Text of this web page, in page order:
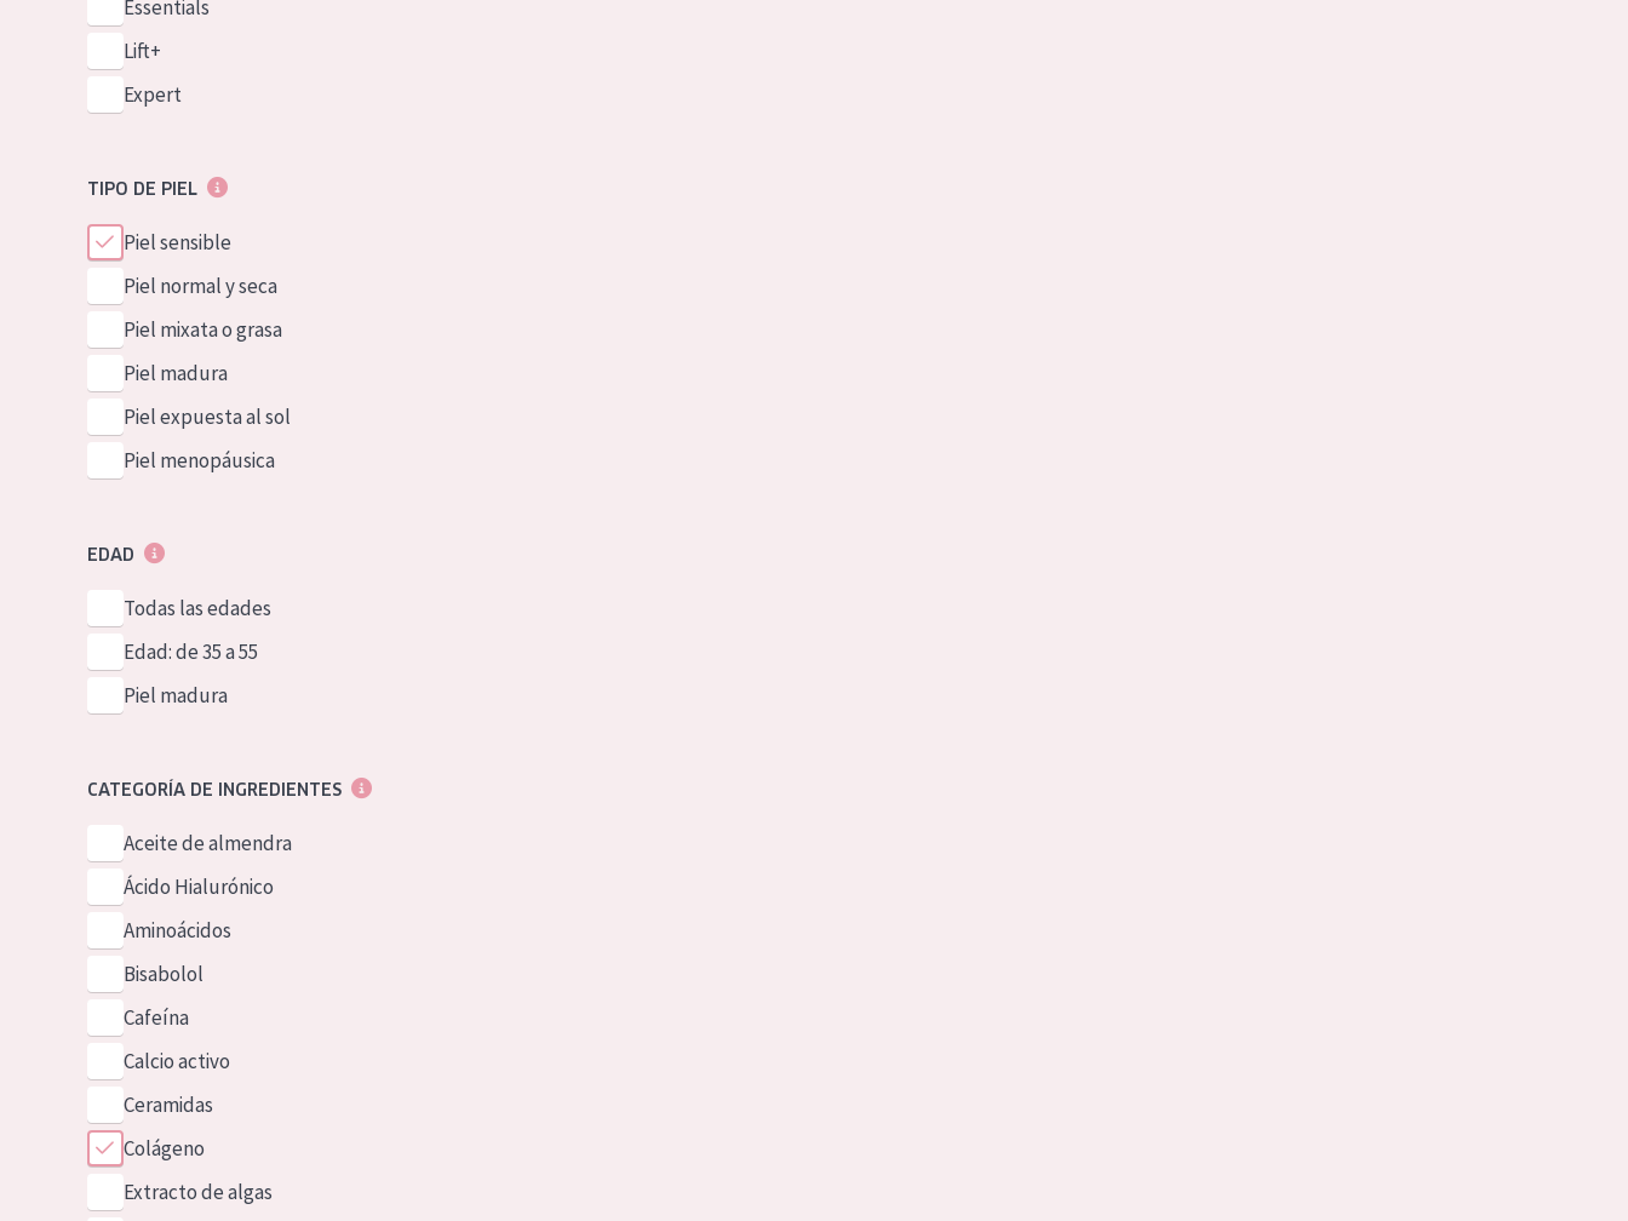
Essentials
Lift+
Expert
TIPO DE PIEL
Piel sensible
Piel normal y seca
Piel mixata o grasa
Piel madura
Piel expuesta al sol
Piel menopáusica
EDAD
Todas las edades
Edad: de 35 a 55
Piel madura
CATEGORÍA DE INGREDIENTES
Aceite de almendra
Ácido Hialurónico
Aminoácidos
Bisabolol
Cafeína
Calcio activo
Ceramidas
Colágeno
Extracto de algas